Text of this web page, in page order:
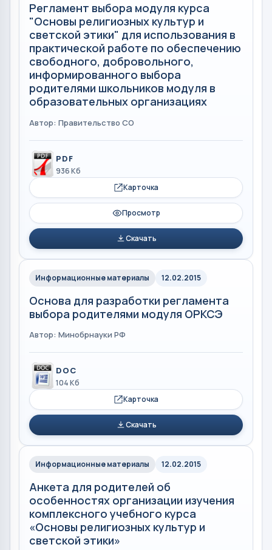
Регламент выбора модуля курса
"Основы религиозных культур и
светской этики" для использования в
практической работе по обеспечению
свободного, добровольного,
информированного выбора
родителями школьников модуля в
образовательных организациях
Автор: Правительство СО
PDF
936 Кб
Карточка
Просмотр
Скачать
Информационные материалы 12.02.2015
Основа для разработки регламента
выбора родителями модуля ОРКСЭ
Автор: Минобрнауки РФ
DOC
104 Кб
Карточка
Скачать
Информационные материалы 12.02.2015
Анкета для родителей об
особенностях организации изучения
комплексного учебного курса
«Основы религиозных культур и
светской этики»